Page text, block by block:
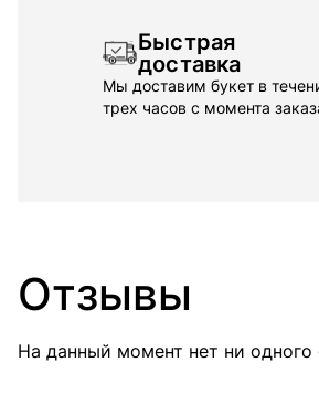
Быстрая
доставка
Мы доставим букет в
трех часов с момента
Отзывы
На данный момент нет ни одного